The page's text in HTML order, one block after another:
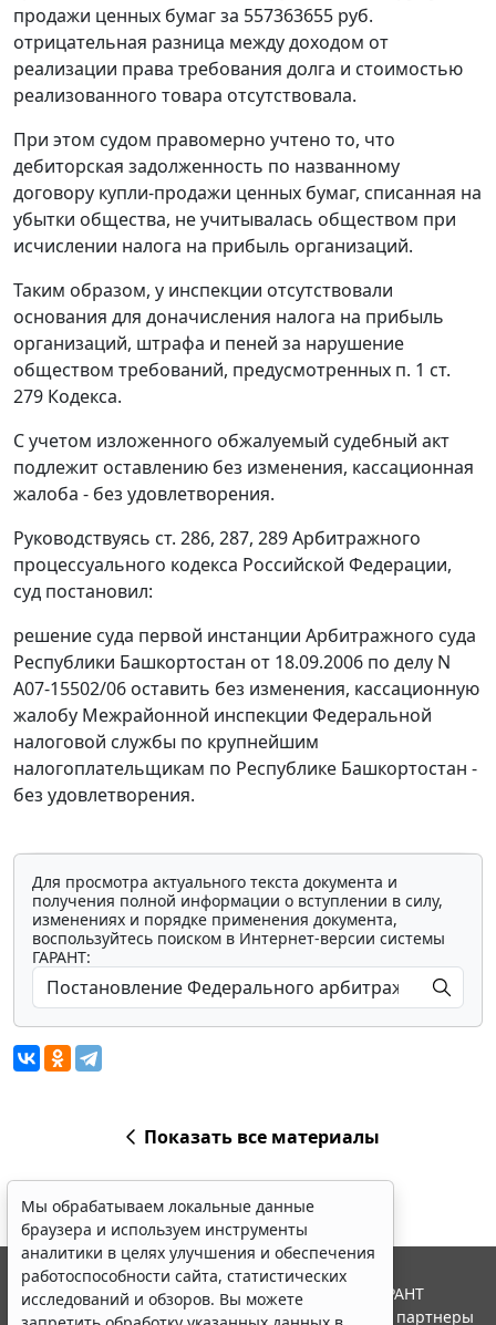
продажи ценных бумаг за 557363655 руб.
отрицательная разница между доходом от
реализации права требования долга и стоимостью
реализованного товара отсутствовала.
При этом судом правомерно учтено то, что
дебиторская задолженность по названному
договору купли-продажи ценных бумаг, списанная на
убытки общества, не учитывалась обществом при
исчислении налога на прибыль организаций.
Таким образом, у инспекции отсутствовали
основания для доначисления налога на прибыль
организаций, штрафа и пеней за нарушение
обществом требований, предусмотренных п. 1 ст.
279 Кодекса.
С учетом изложенного обжалуемый судебный акт
подлежит оставлению без изменения, кассационная
жалоба - без удовлетворения.
Руководствуясь ст. 286, 287, 289Арбитражного
процессуального кодекса Российской Федерации,
суд постановил:
решение суда первой инстанции Арбитражного суда
Республики Башкортостан от 18.09.2006 по делу N
А07-15502/06 оставить без изменения, кассационную
жалобу Межрайонной инспекции Федеральной
налоговой службы по крупнейшим
налогоплательщикам по Республике Башкортостан -
без удовлетворения.
Для просмотра актуального текста документа и
получения полной информации о вступлении в силу,
изменениях и порядке применения документа,
воспользуйтесь поиском в Интернет-версии системы
ГАРАНТ:
Показать все материалы
Мы обрабатываем локальные данные
браузера и используем инструменты
аналитики в целях улучшения и обеспечения
работоспособности сайта, статистических
исследований и обзоров. Вы можете
© ООО "НПП "ГАРАНТ-СЕРВИС", 2026. Система ГАРАНТ
выпускается с 1990 года. Компания "Гарант" и ее партнеры